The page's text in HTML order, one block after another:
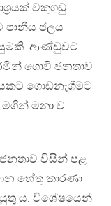
වකුගඩු
පානීය ජලය
ආණ්ඩුවට
ගොවි ජනතාව
ගොඩනැගීමට
මනා ව
විසින් පළ
හේතු කාරණා
ය. විශේෂයෙන්